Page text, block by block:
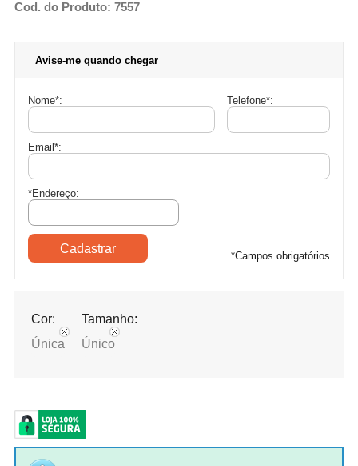
Cod. do Produto: 7557
Avise-me quando chegar
Nome*: Telefone*:
Email *:
*Endereço:
*Campos obrigatórios
Cor:
Única
Tamanho:
Único